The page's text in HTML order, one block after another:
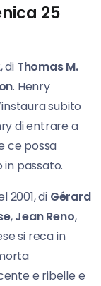
25
di Thomas M.
. Henry
subito
di entrare a
ce possa
passato.
2001, di Gérard
,Jean Reno,
si reca in
e ribelle e